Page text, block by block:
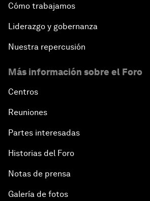
Cómo trabajamos
Liderazgo y gobernanza
Nuestra repercusión
Más información sobre el Foro
Centros
Reuniones
Partes interesadas
Historias del Foro
Notas de prensa
Galería de fotos